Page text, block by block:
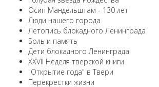
Осип Мандельштам - 130 лет
Люди нашего города
Летопись блокадного Ленинграда
Боль и память
Дети блокадного Ленинграда
XXVII Неделя тверской книги
"Открытие года" в Твери
Перекрестки жизни